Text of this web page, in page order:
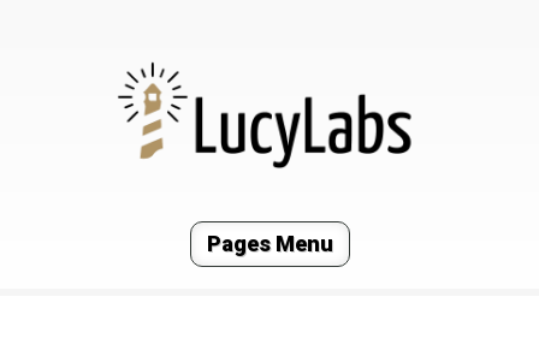
Pages Menu